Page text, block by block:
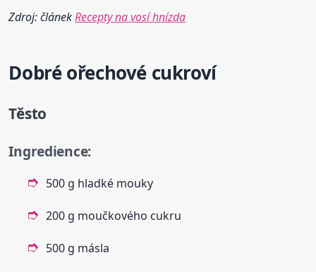
Zdroj: článekRecepty na vosí hnízda
Dobré ořechové cukroví
Těsto
Ingredience:
500 g hladké mouky
200 g moučkového cukru
500 g másla